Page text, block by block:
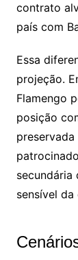
contrato
país com
Essa
projeção.
Flamengo
posição
secundária
sensível da